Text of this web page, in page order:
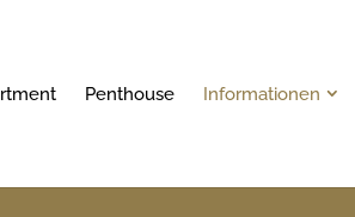
Penthouse Informationen